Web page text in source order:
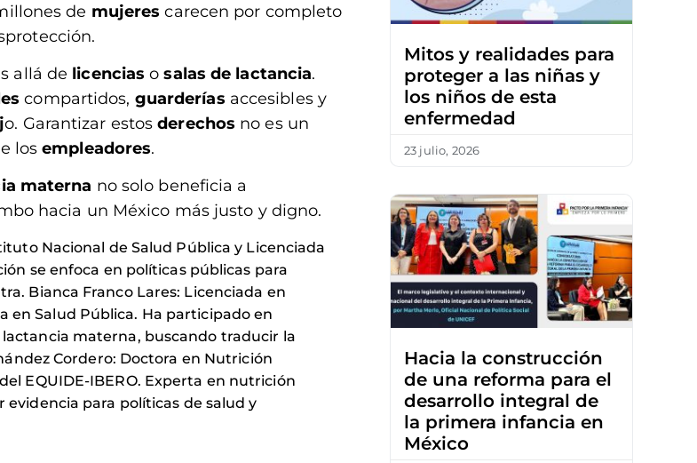
de mujerescarecen por completo
allá de licencias osalas de lactancia.
compartidos, guarderías accesibles y
o. Garantizar estosderechos no es un
losempleadores.
materna no solo beneficia a
hacia un México más justo y digno.
Nacional de Salud Pública y Licenciada
se enfoca en políticas públicas para
Bianca Franco Lares: Licenciada en
en Salud Pública. Ha participado en
materna, buscando traducir la
Cordero: Doctora en Nutrición
EQUIDE-IBERO. Experta en nutrición
para políticas de salud y
Mitos y realidades para
proteger a las niñas y
los niños de esta
enfermedad
23 julio, 2026
Hacia la construcción
de una reforma para el
desarrollo integral de
la primera infancia en
México